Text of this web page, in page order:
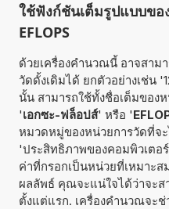
ใช้ฟังก์ชันเต็มรูปแบบขอ
EFLOPS
ด้วยเครื่องคำนวณนี้ อาจสาม
วัดดั้งเดิมได้ ยกตัวอย่างเช่น
นั้น สามารถใช้ทั้งชื่อเต็มของ
'เอกซะ-ฟล็อปส์' หรือ '
หมวดหมู่ของหน่วยการวัดที่จ
'ประสิทธิภาพของคอมพิวเต
ค่าที่กรอกเป็นหน่วยที่เหมาะ
ผลลัพธ์ คุณจะแน่ใจได้ว่าจะ
ตั้งแต่แรก. เครื่องคำนวณจะ